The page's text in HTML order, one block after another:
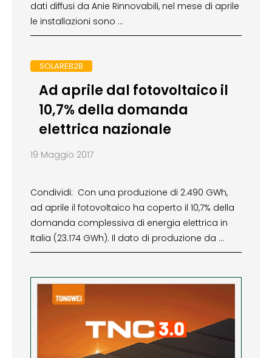
dati diffusi da Anie Rinnovabili, nel mese di aprile
le installazioni sono …
SOLAREB2B
Ad aprile dal fotovoltaico il
10,7% della domanda
elettrica nazionale
19 Maggio 2017
Condividi: Con una produzione di 2.490 GWh,
ad aprile il fotovoltaico ha coperto il 10,7% della
domanda complessiva di energia elettrica in
Italia (23.174 GWh). Il dato di produzione da …